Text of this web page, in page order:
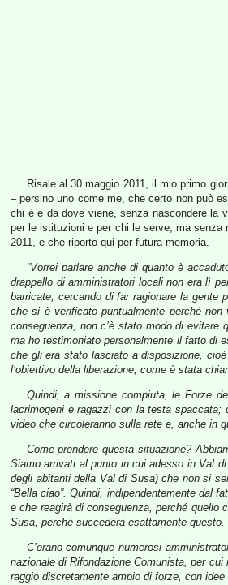
Risale al 30 maggio 2011, il mio primo
– persino uno come me, che certo non può
chi è e da dove viene, senza nascondere la
per le istituzioni e per chi le serve, ma senza
2011, e che riporto qui per futura memoria.
“Vorrei parlare anche di quanto è
drappello di amministratori locali non era lì
barricate, cercando di far ragionare la gente
che si è verificato puntualmente perché
conseguenza, non c’è stato modo di
ma ho testimoniato personalmente il fatto di
che gli era stato lasciato a disposizione,
l’obiettivo della liberazione, come è stata
Quindi, a missione compiuta, le Forze
lacrimogeni e ragazzi con la testa
video che circoleranno sulla rete e, anche in
Come prendere questa situazione?
Siamo arrivati al punto in cui adesso in Val
degli abitanti della Val di Susa) che non si
“Bella ciao”. Quindi, indipendentemente dal
e che reagirà di conseguenza, perché quello
Susa, perché succederà esattamente
C’erano comunque numerosi
nazionale di Rifondazione Comunista, per
raggio discretamente ampio di forze, con